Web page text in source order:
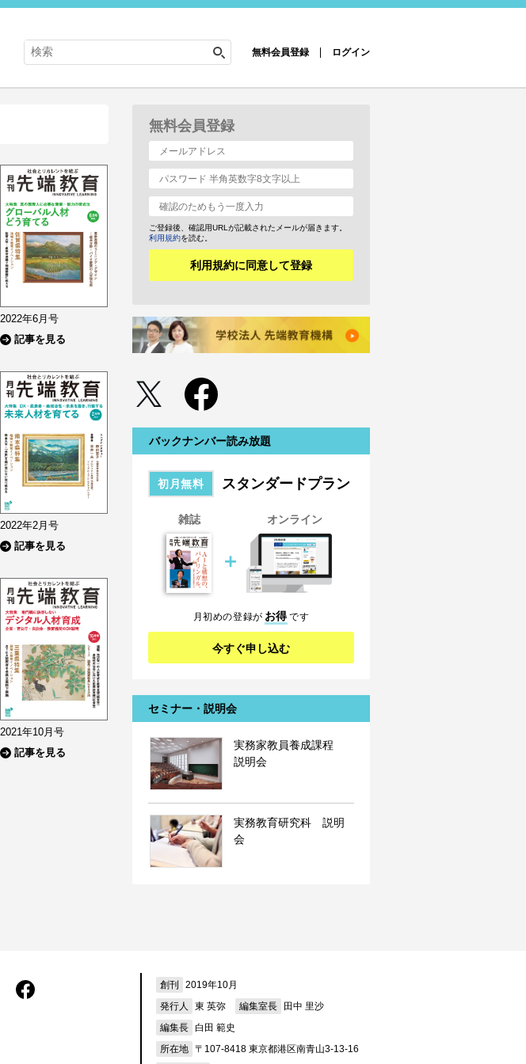
無料会員登録 ログイン
2022年6月号
記事を見る
2022年2月号
記事を見る
2021年10月号
記事を見る
無料会員登録
ご登録後、確認用URLが記載されたメールが届きます。
利用規約を読む。
利用規約に同意して登録
バックナンバー読み放題
初月無料 スタンダードプラン
雑誌
＋
オンライン
月初めの登録が お得です
今すぐ申し込む
セミナー・説明会
実務家教員養成課程
説明会
実務教育研究科 説明
会
創刊
2019年10月
発行人
東 英弥 編集室長
田中 里沙
編集長 白田 範史
所在地 〒107-8418 東京都港区南青山3-13-16